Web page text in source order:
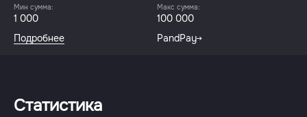
Мин сумма:
1 000
Макс сумма:
100 000
Подробнее
PandPay
Статистика